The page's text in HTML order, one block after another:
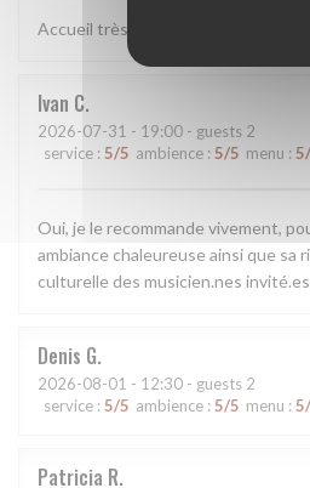
Accueil très agréable ! Plats très
Ivan C
2026-07-31 - 19:00 - guests 2
service : 5/5 ambience : 5/5 menu : 5
Oui, je le recommande vivement,
ambiance chaleureuse ainsi que sa
culturelle des musicien.nes
Denis G
2026-08-01 - 12:30 - guests 2
service : 5/5 ambience : 5/5 menu : 5
Patricia R